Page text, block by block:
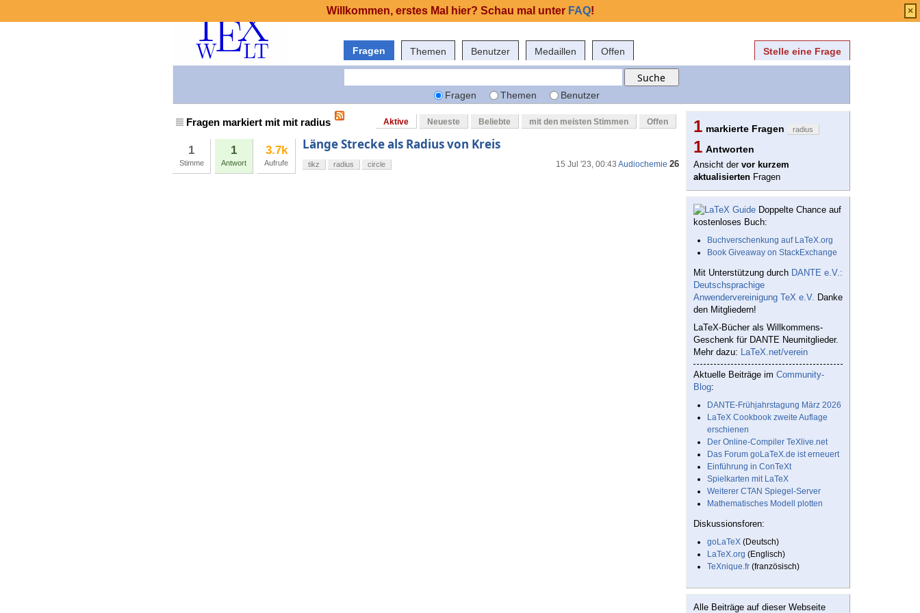
Fragen Themen Benutzer Medaillen Offen Stelle eine Frage
Fragen Themen Benutzer
Fragen markiert mit mit radius Aktive Neueste Beliebte mit den meisten Stimmen Offen
1
Stimme
1
Antwort
3.7k
Aufrufe
Länge Strecke als Radius von Kreis
15 Jul '23, 00:43 Audiochemie 26
tikz radius circle
1 markierte Fragen radius
1 Antworten
Ansicht der vor kurzem
aktualisierten Fragen
Doppelte Chance auf
kostenloses Buch:
Buchverschenkung auf LaTeX.org
Book Giveaway on StackExchange
Mit Unterstützung durch DANTE e.V.:
Deutschsprachige
Anwendervereinigung TeX e.V. Danke
den Mitgliedern!
LaTeX-Bücher als Willkommens-
Geschenk für DANTE Neumitglieder.
Mehr dazu: LaTeX.net/verein
Aktuelle Beiträge im Community-
Blog:
DANTE-Frühjahrstagung März 2026
LaTeX Cookbook zweite Auflage
erschienen
Der Online-Compiler TeXlive.net
Das Forum goLaTeX.de ist erneuert
Einführung in ConTeXt
Spielkarten mit LaTeX
Weiterer CTAN Spiegel-Server
Mathematisches Modell plotten
Diskussionsforen:
goLaTeX (Deutsch)
LaTeX.org (Englisch)
TeXnique.fr (französisch)
Alle Beiträge auf dieser Webseite
Willkommen, erstes Mal hier? Schau mal unter FAQ! ×